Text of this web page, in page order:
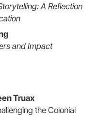
A Reflection
and Impact
Truax
the Colonial